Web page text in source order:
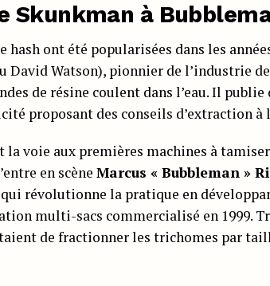
Skunkman à
hash ont été popularisées dans les
David Watson), pionnier de l’industrie
de résine coulent dans l’eau. Il publie
proposant des conseils d’extraction à
la voie aux premières machines à
en scène Marcus « Bubbleman »
révolutionne la pratique en
multi-sacs commercialisé en 1999.
de fractionner les trichomes par